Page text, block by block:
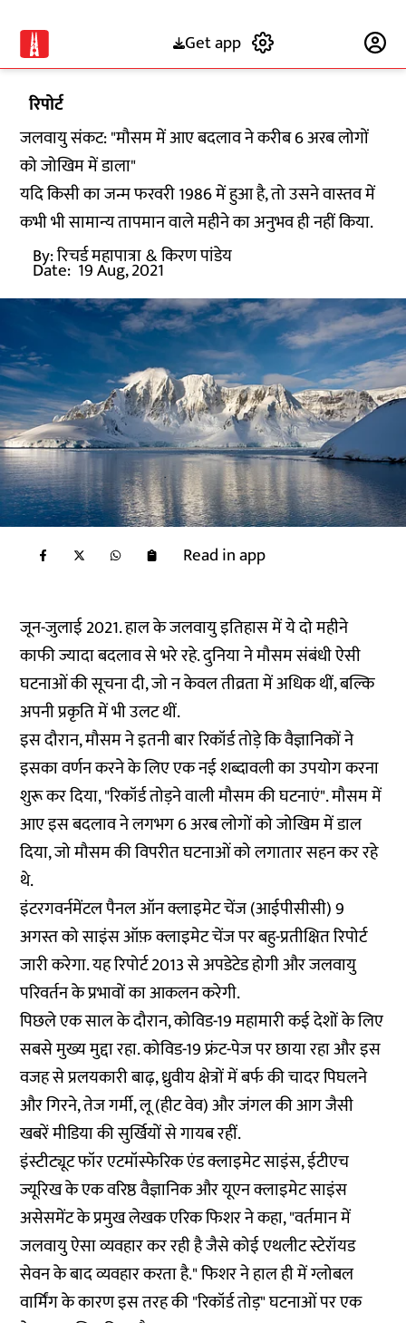
Get app
रिपोर्ट
जलवायु संकट: "मौसम में आए बदलाव ने करीब 6 अरब लोगों
को जोखिम में डाला"
यदि किसी का जन्म फरवरी 1986 में हुआ है, तो उसने वास्तव में
कभी भी सामान्य तापमान वाले महीने का अनुभव ही नहीं किया.
By:रिचर्ड महापात्रा& किरण पांडेय
Date: 19 Aug, 2021
Read in app
जून-जुलाई 2021. हाल के जलवायु इतिहास में ये दो महीने
काफी ज्यादा बदलाव से भरे रहे. दुनिया ने मौसम संबंधी ऐसी
घटनाओं की सूचना दी, जो न केवल तीव्रता में अधिक थीं, बल्कि
अपनी प्रकृति में भी उलट थीं.
इस दौरान, मौसम ने इतनी बार रिकॉर्ड तोड़े कि वैज्ञानिकों ने
इसका वर्णन करने के लिए एक नई शब्दावली का उपयोग करना
शुरू कर दिया, "रिकॉर्ड तोड़ने वाली मौसम की घटनाएं". मौसम में
आए इस बदलाव ने लगभग 6 अरब लोगों को जोखिम में डाल
दिया, जोमौसम की विपरीत घटनाओंको लगातार सहन कर रहे
थे.
इंटरगवर्नमेंटल पैनल ऑन क्लाइमेट चेंज (आईपीसीसी) 9
अगस्त को साइंस ऑफ़ क्लाइमेट चेंज पर बहु-प्रतीक्षित रिपोर्ट
जारी करेगा. यह रिपोर्ट 2013 से अपडेटेड होगी और जलवायु
परिवर्तन के प्रभावों का आकलन करेगी.
पिछले एक साल के दौरान, कोविड-19 महामारी कई देशों के लिए
सबसे मुख्य मुद्दा रहा. कोविड-19 फ्रंट-पेज पर छाया रहा और इस
वजह से प्रलयकारी बाढ़, ध्रुवीय क्षेत्रों में बर्फ की चादर पिघलने
और गिरने, तेज गर्मी, लू (हीट वेव) और जंगल की आग जैसी
खबरें मीडिया की सुर्खियों से गायब रहीं.
इंस्टीट्यूट फॉर एटमॉस्फेरिक एंड क्लाइमेट साइंस, ईटीएच
ज्यूरिख के एक वरिष्ठ वैज्ञानिक और यूएन क्लाइमेट साइंस
असेसमेंट के प्रमुख लेखक एरिक फिशर ने कहा, "वर्तमान में
जलवायु ऐसा व्यवहार कर रही है जैसे कोई एथलीट स्टेरॉयड
सेवन के बाद व्यवहार करता है." फिशर ने हाल ही में ग्लोबल
वार्मिंग के कारण इस तरह की "रिकॉर्ड तोड़" घटनाओं पर एक